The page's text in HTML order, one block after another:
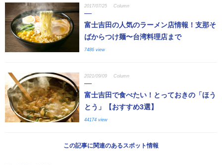
2017/07/25 Column
富士吉田の人気のラーメン店情報！支那そ
ばからつけ麺〜台湾料理店まで
7486 view
2021/09/09 Column
富士吉田で食べたい！とっておきの「ほう
とう」【おすすめ3選】
44174 view
この記事に関連のあるスポット情報